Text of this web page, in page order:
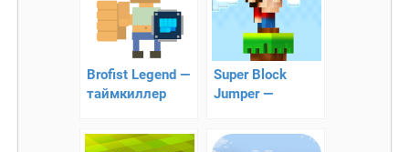
Brofist Legend —
таймкиллер
Super Block
Jumper —
по столбикам